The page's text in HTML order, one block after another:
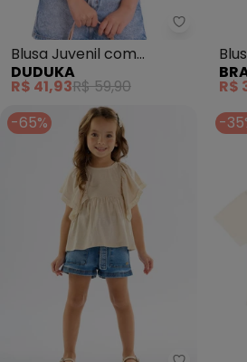
Blusa Juvenil com
Plaquinha (Bege)
DUDUKA
R$ 41,93R$ 59,90 R$
-65%
-